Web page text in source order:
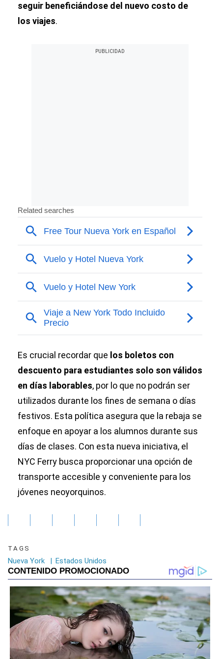
seguir beneficiándose del nuevo costo de
los viajes.
Es crucial recordar que los boletos con
descuento para estudiantes solo son válidos
en días laborables, por lo que no podrán ser
utilizados durante los fines de semana o días
festivos. Esta política asegura que la rebaja se
enfoque en apoyar a los alumnos durante sus
días de clases. Con esta nueva iniciativa, el
NYC Ferry busca proporcionar una opción de
transporte accesible y conveniente para los
jóvenes neoyorquinos.
TAGS
Nueva York | Estados Unidos